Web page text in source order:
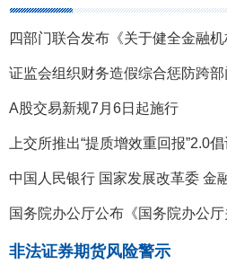
证监会组织财务造假综合惩防跨部
A股交易新规7月6日起施行
上交所推出“提质增效重回报”2.0倡
非法证券期货风险警示